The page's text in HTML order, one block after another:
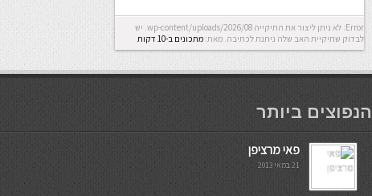
Error: לא ניתן ליצור את התיקייה wp-content/uploads/2026/08. יש
לבדוק שתיקיית האב שלה ניתנת לכתיבה. מאת: מתכונים ב-10 דקות
мостбет кг
הנפוצים ביותר
פאי מרציפן
21 במאי 2013